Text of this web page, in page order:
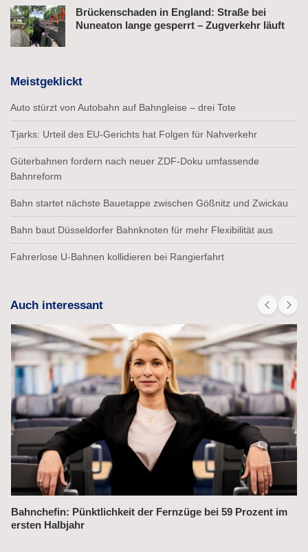
Brückenschaden in England: Straße bei
Nuneaton lange gesperrt – Zugverkehr läuft
Meistgeklickt
Auto stürzt von Autobahn auf Bahngleise – drei Tote
Tjarks: Urteil des EU-Gerichts hat Folgen für Nahverkehr
Güterbahnen fordern nach neuer ZDF-Doku umfassende
Bahnreform
Bahn startet nächste Bauetappe zwischen Gößnitz und Zwickau
Bahn baut Düsseldorfer Bahnknoten für mehr Flexibilität aus
Fahrerlose U-Bahnen kollidieren bei Rangierfahrt
Auch interessant
Alex fährt bis 2031 weiter auf der Strecke München–Prag